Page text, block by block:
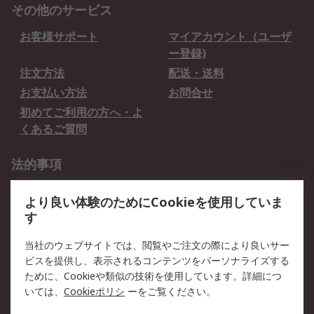
その他のサービス
お客様サポート
マイアカウント（ユーザ
ー登録)
注文方法
配送・送料
お支払い方法
お問合せ
初めてご利用の方へ・よ
くあるご質問
法的事項
クッキーポリシー
RSについて
会社概要
採用情報
プレスリリース＆お知ら
コーポレートサイト
より良い体験のためにCookieを使用していま
す
当社のウェブサイトでは、閲覧やご注文の際により良いサー
ビスを提供し、表示されるコンテンツをパーソナライズする
ために、Cookieや類似の技術を使用しています。詳細につ
いては、 Cookieポリシ ーをご覧ください。